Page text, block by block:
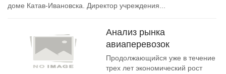
доме Катав-Ивановска. Директор учреждения...
Анализ рынка
авиаперевозок
Продолжающийся уже в течение
трех лет экономический рост